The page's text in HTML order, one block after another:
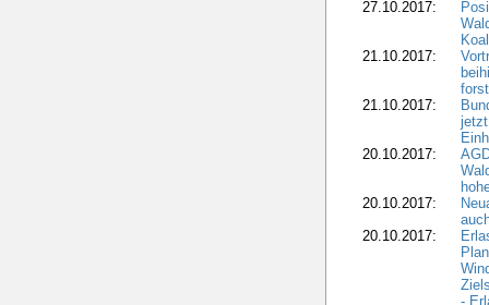
27.10.2017:
21.10.2017:
21.10.2017:
20.10.2017:
20.10.2017:
20.10.2017:
-